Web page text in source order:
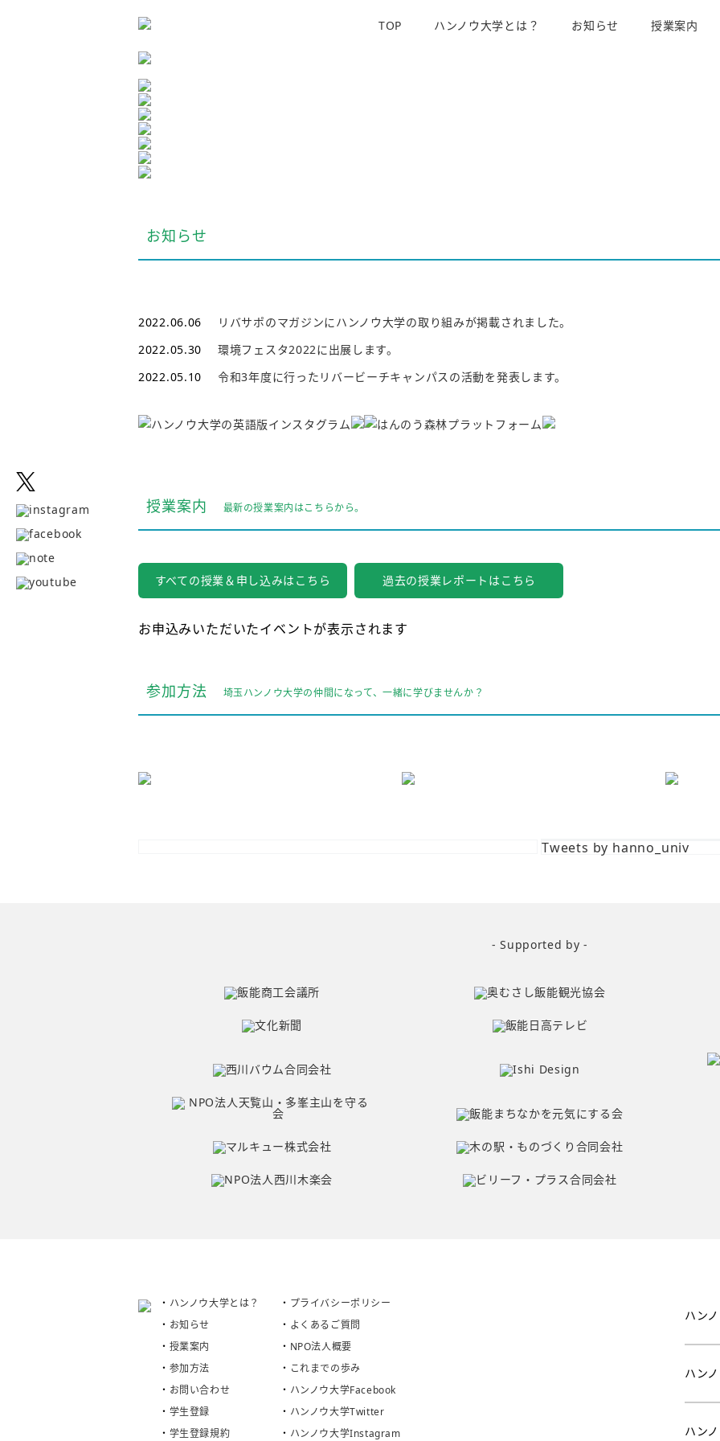
TOP ハンノウ大学とは？ お知らせ 授業案内
お知らせ
2022.06.06
リバサポのマガジンにハンノウ大学の取り組みが掲載されました。
2022.05.30
環境フェスタ2022に出展します。
2022.05.10
令和3年度に行ったリバービーチキャンパスの活動を発表します。
授業案内 最新の授業案内はこちらから。
すべての授業＆申し込みはこちら 過去の授業レポートはこちら
お申込みいただいたイベントが表示されます
参加方法 埼玉ハンノウ大学の仲間になって、一緒に学びませんか？
Tweets by hanno_univ
- Supported by -
ハンノウ大学とは？
お知らせ
授業案内
参加方法
お問い合わせ
学生登録
学生登録規約
プライバシーポリシー
よくあるご質問
NPO法人概要
これまでの歩み
ハンノウ大学Facebook
ハンノウ大学Twitter
ハンノウ大学Instagram
ハン
ハン
ハン